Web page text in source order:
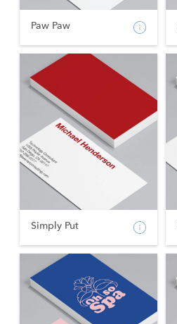
Paw Paw
Simply Put